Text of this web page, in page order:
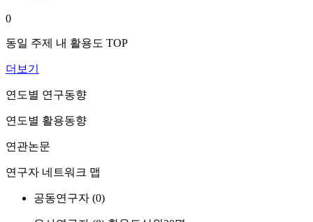
0
동일 주제 내 활용도 TOP
더보기
연도별 연구동향
연도별 활용동향
연관논문
연구자 네트워크 맵
공동연구자 (0)